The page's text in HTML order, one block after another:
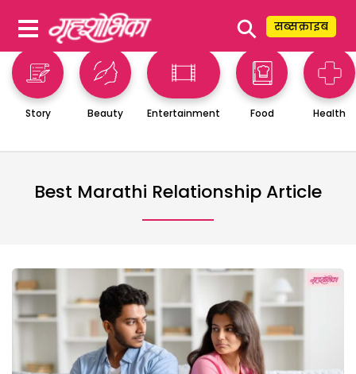
⚲ सब्सक्राइब
Story Beauty Entertainment Food Health
Best Marathi Relationship Article